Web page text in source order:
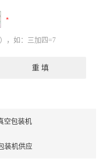
，如：三加四=7
空包装机
装机供应